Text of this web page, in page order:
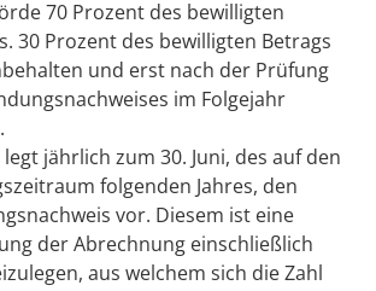
70 Prozent des bewilligten
30 Prozent des bewilligten Betrags
und erst nach der Prüfung
im Folgejahr
jährlich zum 30. Juni, des auf den
folgenden Jahres, den
vor. Diesem ist eine
der Abrechnung einschließlich
aus welchem sich die Zahl